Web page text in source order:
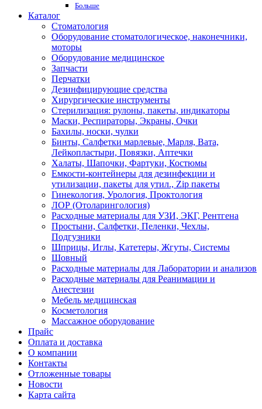
Больше
Каталог
Стоматология
Оборудование стоматологическое, наконечники,
моторы
Оборудование медицинское
Запчасти
Перчатки
Дезинфицирующие средства
Хирургические инструменты
Стерилизация: рулоны, пакеты, индикаторы
Маски, Респираторы, Экраны, Очки
Бахилы, носки, чулки
Бинты, Салфетки марлевые, Марля, Вата,
Лейкопластыри, Повязки, Аптечки
Халаты, Шапочки, Фартуки, Костюмы
Емкости-контейнеры для дезинфекции и
утилизации, пакеты для утил., Zip пакеты
Гинекология, Урология, Проктология
ЛОР (Отоларингология)
Расходные материалы для УЗИ, ЭКГ, Рентгена
Простыни, Салфетки, Пеленки, Чехлы,
Подгузники
Шприцы, Иглы, Катетеры, Жгуты, Системы
Шовный
Расходные материалы для Лаборатории и анализов
Расходные материалы для Реанимации и
Анестезии
Мебель медицинская
Косметология
Массажное оборудование
Прайс
Оплата и доставка
О компании
Контакты
Отложенные товары
Новости
Карта сайта